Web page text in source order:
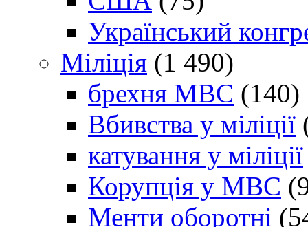
Український
Міліція (1 490)
брехня МВС (140)
Вбивства у міліції
катування у міліції
Корупція у МВС
Менти оборотні